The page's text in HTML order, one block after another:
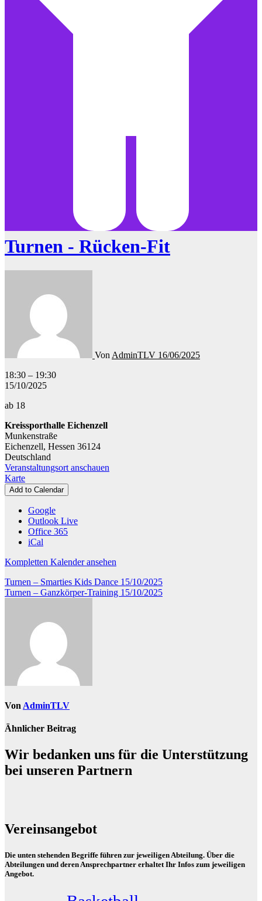
Turnen - Rücken-Fit
Von AdminTLV 16/06/2025
Turnen
-
Fit
18:30 – 19:30
15/10/2025
ab 18
Kreissporthalle Eichenzell
Munkenstraße
Eichenzell, Hessen 36124
Deutschland
Veranstaltungsort anschauen
KarteKreissporthalle
Eichenzell
Add to Calendar
Google
Outlook Live
Office 365
iCal
Kompletten Kalender ansehen
Beitragsnavigation
Turnen – Smarties Kids Dance 15/10/2025
Turnen – Ganzkörper-Training 15/10/2025
Von AdminTLV
Ähnlicher Beitrag
Wir bedanken uns für die Unterstützung
bei unseren Partnern
Vereinsangebot
Die unten stehenden Begriffe führen zur jeweiligen Abteilung. Über die
Abteilungen und deren Ansprechpartner erhaltet Ihr Infos zum jeweiligen
Angebot.